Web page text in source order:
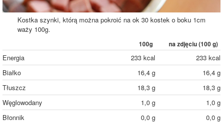
Kostka szynki, którą można pokroić na ok 30 kostek o boku 1cm
waży 100g.
100g na zdjęciu (100 g)
Energia 233 kcal
233 kcal
Białko
16,4 g
16,4 g
Tłuszcz
18,3 g
18,3 g
Węglowodany
1,0 g
1,0 g
Błonnik
0,0 g 0,0 g